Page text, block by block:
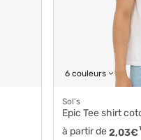
6 couleurs
Sol's
Epic Tee shirt
à partir de2,03€